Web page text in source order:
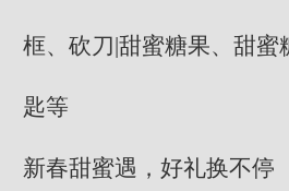
框、砍刀|甜蜜糖果、甜蜜
匙等
新春甜蜜遇，好礼换不停